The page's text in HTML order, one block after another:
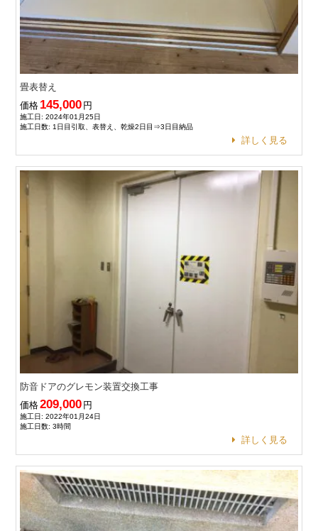
畳表替え
価格 145,000 円
施工日: 2024年01月25日
施工日数: 1日目引取、表替え、乾燥2日目⇒3日目納品
詳しく見る
防音ドアのグレモン装置交換工事
価格209,000 円
施工日: 2022年01月24日
施工日数: 3時間
詳しく見る